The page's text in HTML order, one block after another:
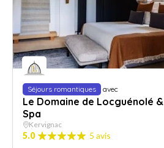
Séjours romantiques avec
Le Domaine de Locguénolé &
Spa
Kervignac
5.0 5 avis